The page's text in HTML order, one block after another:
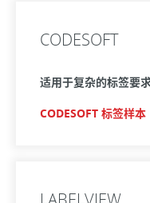
CODESOFT
适用于复杂的标签要
CODESOFT 标签样本